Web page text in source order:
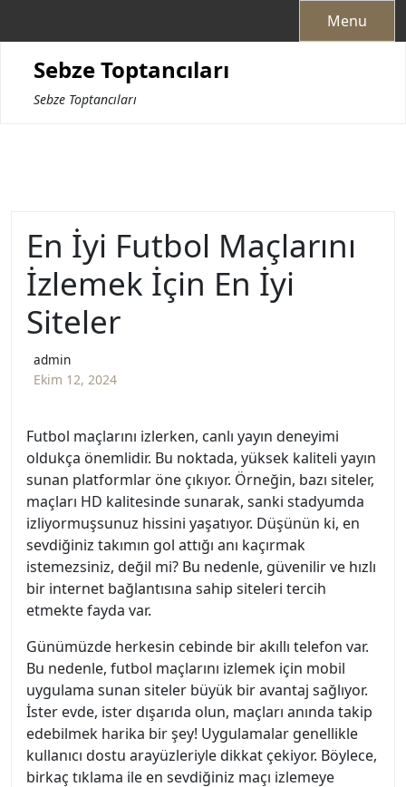
Menu
Sebze Toptancıları
Sebze Toptancıları
En İyi Futbol Maçlarını
İzlemek İçin En İyi
Siteler
admin
Ekim 12, 2024
Futbol maçlarını izlerken, canlı yayın deneyimi
oldukça önemlidir. Bu noktada, yüksek kaliteli yayın
sunan platformlar öne çıkıyor. Örneğin, bazı siteler,
maçları HD kalitesinde sunarak, sanki stadyumda
izliyormuşsunuz hissini yaşatıyor. Düşünün ki, en
sevdiğiniz takımın gol attığı anı kaçırmak
istemezsiniz, değil mi? Bu nedenle, güvenilir ve hızlı
bir internet bağlantısına sahip siteleri tercih
etmekte fayda var.
Günümüzde herkesin cebinde bir akıllı telefon var.
Bu nedenle, futbol maçlarını izlemek için mobil
uygulama sunan siteler büyük bir avantaj sağlıyor.
İster evde, ister dışarıda olun, maçları anında takip
edebilmek harika bir şey! Uygulamalar genellikle
kullanıcı dostu arayüzleriyle dikkat çekiyor. Böylece,
birkaç tıklama ile en sevdiğiniz maçı izlemeye